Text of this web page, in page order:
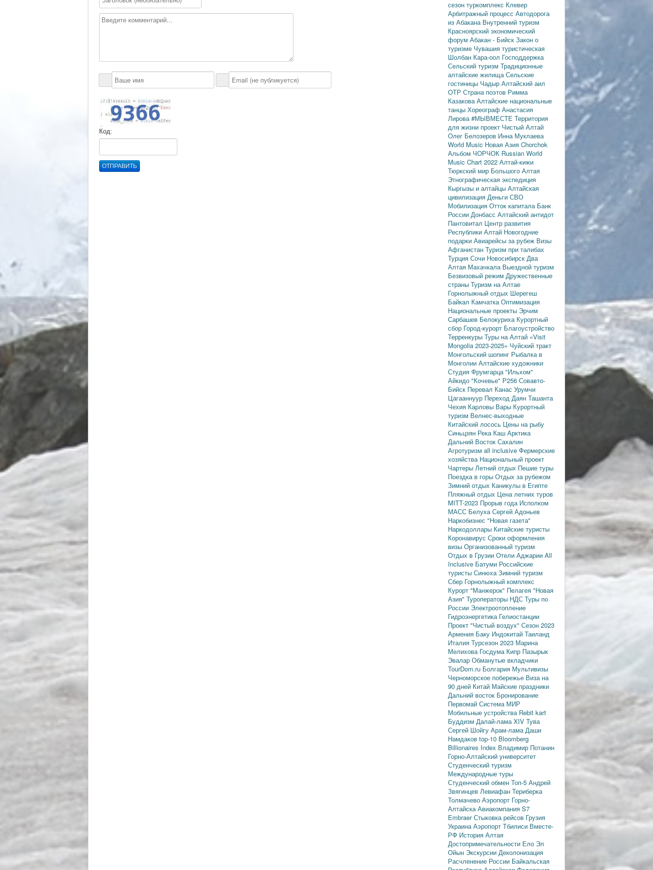
Код:
ОТПРАВИТЬ
сезон туркомплекс Клевер
Арбитражный процесс Автодорога
из Абакана Внутренний туризм
Красноярский экономический
форум Абакан - Бийск Закон о
туризме Чувашия туристическая
Шолбан Кара-оол Господдержка
Сельский туризм Традиционные
алтайские жилищаСельские
гостиницы Чадыр Алтайский аил
ОТР Страна поэтов Римма
КазаковаАлтайские национальные
танцы Хореограф Анастасия
Лирова#МЫВМЕСТЕ Территория
для жизни проект Чистый Алтай
Олег Белозеров Инна Муклаева
World Music Новая Азия Chorchok
Альбом ЧОРЧОК Russian World
Music Chart 2022 Алтай-кижи
Тюркский мир Большого Алтая
Этнографическая экспедиция
Кыргызы и алтайцы Алтайская
цивилизация Деньги СВО
Мобилизация Отток капитала Банк
России Донбасс Алтайский антидот
Пантовитал Центр развития
Республики Алтай Новогодние
подарки Авиарейсы за рубеж Визы
Афганистан Туризм при талибах
Турция Сочи Новосибирск Два
Алтая Махачкала Выездной туризм
Безвизовый режим Дружественные
страны Туризм на Алтае
Горнолыжный отдых Шерегеш
Байкал КамчаткаОптимизация
Национальные проекты Эрчим
Сарбашев Белокуриха Курортный
сбор Город-курорт Благоустройство
Терренкуры Туры на Алтай «Visit
Mongolia 2023-2025» Чуйский тракт
Монгольский шопинг Рыбалка в
Монголии Алтайские художники
Студия Фрумгарца"Ильхом"
Айкидо "Кочевье" Р256 Совавто-
Бийск Перевал Канас Урумчи
Цагааннуур Переход Даян Ташанта
Чехия Карловы Вары Курортный
туризм Велнес-выходные
Китайский лосось Цены на рыбу
Синьцзян Река Каш Арктика
Дальний Восток Сахалин
Агротуризм all inclusive Фермерские
хозяйства Национальный проект
Чартеры Летний отдых Пешие туры
Поездка в горы Отдых за рубежом
Зимний отдых Каникулы в Египте
Пляжный отдых Цена летних туров
MITT-2023 Прорыв года Исполком
МАСС БелухаСергей Адоньев
Наркобизнес "Новая газета"
Наркодоллары Китайские туристы
Коронавирус Сроки оформления
визы Организованный туризм
Отдых в Грузии Отели Аджарии All
Inclusive Батуми Российские
туристы СинюхаЗимний туризм
Сбер Горнолыжный комплекс
Курорт "Манжерок" Пелагея "Новая
Азия" Туроператоры НДС Туры по
России Электроотопление
Гидроэнергетика Гелиостанции
Проект "Чистый воздух" Сезон 2023
Армения Баку Индокитай Таиланд
Италия Турсезон 2023 Марина
Мелихова Госдума Кипр Пазырык
Эвалар Обманутые вкладчики
TourDom.ru Болгария Мультивизы
Черноморское побережье Виза на
90 дней Китай Майские праздники
Дальний восток Бронирование
Первомай Система МИР
Мобильные устройства Rebit kart
Буддизм Далай-лама XIV Тува
Сергей Шойгу Арам-ламаДаши
Намдаков top-10 Bloomberg
Billionaires Index Владимир Потанин
Горно-Алтайский университет
Студенческий туризм
Международные туры
Студенческий обмен Топ-5 Андрей
Звягинцев Левиафан Териберка
Толмачево Аэропорт Горно-
АлтайскаАвиакомпания S7
EmbraerСтыковка рейсов Грузия
УкраинаАэропорт Тбилиси Вместе-
РФ История Алтая
Достопримечательности Ело Эл
Ойын Экскурсии Деколонизация
Расчленение России Байкальская